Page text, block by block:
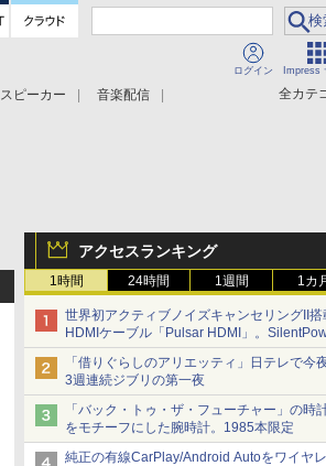
ログイン Impress
全カテ
スピーカー
音楽配信
アクセスランキング
1時間 24時間 1週間 1カ
世界初アクティブノイズキャンセリングII搭
HDMIケーブル「Pulsar HDMI」。
から
「借りぐらしのアリエッティ」日テレで今夜
3週連続ジブリの第一夜
「バック・トゥ・ザ・フューチャー」の時
をモチーフにした腕時計。1985本限定
純正の有線CarPlay/Android Autoをワイヤ